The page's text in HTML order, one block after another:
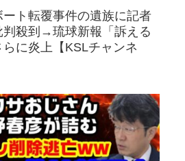
ート転覆事件の遺族に記者
判殺到→琉球新報「訴える
に炎上【KSLチャンネ